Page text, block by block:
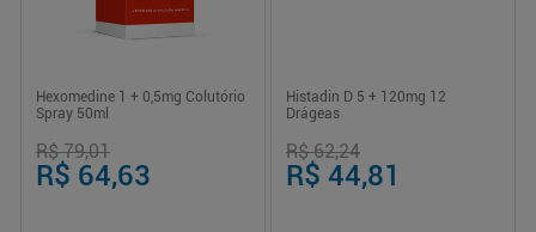
Hexomedine 1 + 0,5mg Colutório
Spray 50ml
R$ 79,01
R$ 64,63
Histadin D 5 + 120mg 12
Drágeas
R$ 62,24
R$ 44,81